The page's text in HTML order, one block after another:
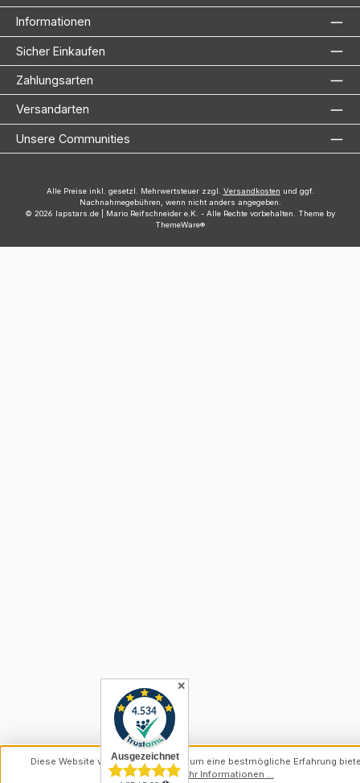
Informationen
Sicher Einkaufen
Zahlungsarten
Versandarten
Unsere Communities
Alle Preise inkl. gesetzl. Mehrwertsteuer zzgl. Versandkosten und ggf.
Nachnahmegebühren, wenn nicht anders angegeben.
© 2026 lapstars.de | Mario Reifschneider e.K. - Alle Rechte vorbehalten. Theme by
ThemeWare®
✕
Diese Website verwendet Cookies, um eine bestmögliche Erfahrung
können.Mehr Informationen ...